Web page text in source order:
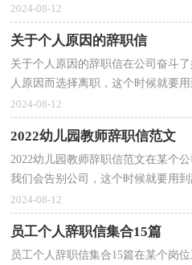
职信需要注意哪些问题吗？下面是小
2024-08-12
关于个人原因的辞职信
关于个人原因的辞职信在公司奋斗
人原因而选择离职，这个时候就要
么写吗？下面是小编整理的关于个人
2024-08-12
2022幼儿园教师辞职信范文
2022幼儿园教师辞职信范文在某个
我们会告别公司，这个时候就要用
呢？以下是小编帮大家整理的2022
2024-08-12
员工个人辞职信集合15篇
员工个人辞职信集合15篇在某个岗